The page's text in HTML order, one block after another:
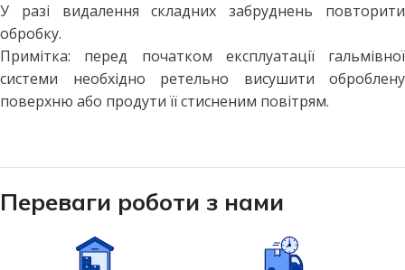
У разі видалення складних забруднень повторити
обробку.
Примітка: перед початком експлуатації гальмівної
системи необхідно ретельно висушити оброблену
поверхню або продути її стисненим повітрям.
Переваги роботи з нами